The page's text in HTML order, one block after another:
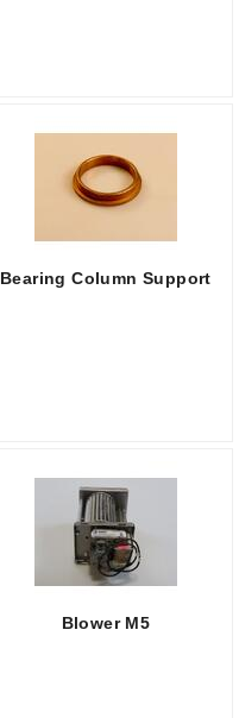
Bearing Column Support
Blower M5